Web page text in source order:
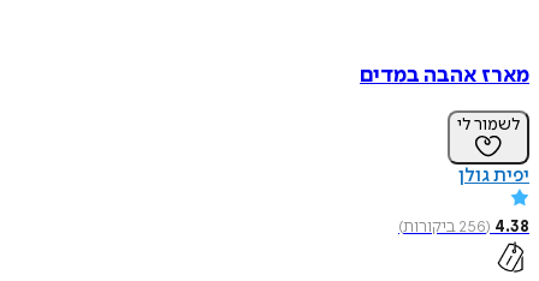
מארז אהבה במדים
לשמור לי
יפית גולן
4.38
(
256ביקורות)